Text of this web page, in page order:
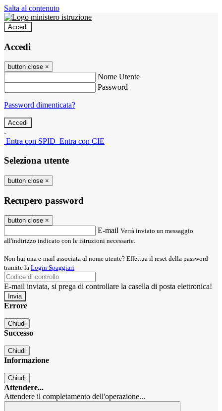
Salta al contenuto
Accedi
Accedi
button close ×
Nome Utente
Password
Password dimenticata?
-
Entra con SPID Entra con CIE
Seleziona utente
button close ×
Recupero password
button close ×
E-mail Verrà inviato un messaggio
all'indirizzo indicato con le istruzioni necessarie.
Non hai una e-mail associata al nome utente? Effettua il reset della password
tramite la Login Spaggiari
E-mail inviata, si prega di controllare la casella di posta elettronica!
Errore
Chiudi
Successo
Chiudi
Informazione
Chiudi
Attendere...
Attendere il completamento dell'operazione...